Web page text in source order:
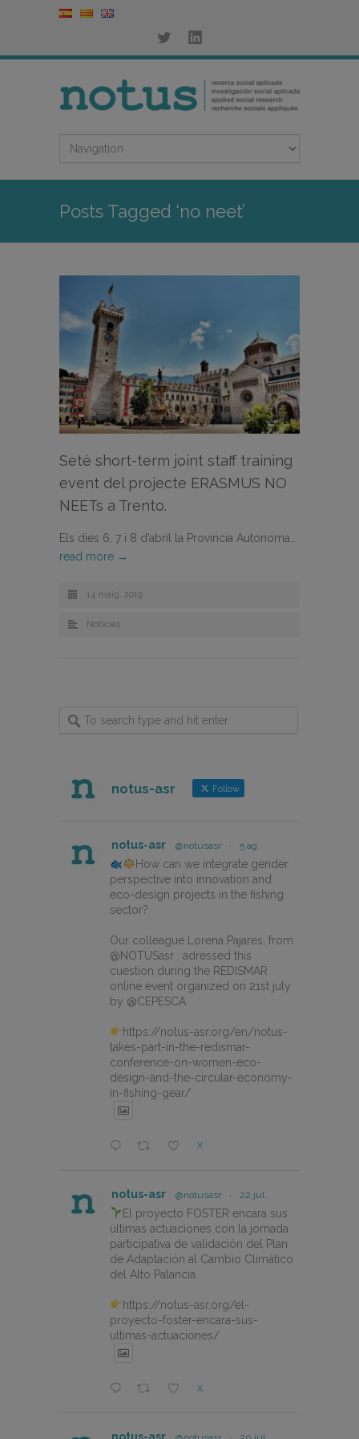
Posts Tagged ‘no neet’
Setè short-term joint staff training
event del projecte ERASMUS NO
NEETs a Trento.
Els dies 6, 7 i 8 d’abril la Provincia Autonoma…
read more →
14 maig, 2019
Noticies
notus-asr Follow
notus-asr @notusasr · 5 ag.
How can we integrate gender
perspective into innovation and
eco-design projects in the fishing
sector?
Our colleague Lorena Pajares, from
@NOTUSasr , adressed this
cuestion during the REDISMAR
online event organized on 21st july
by @CEPESCA
https://notus-asr.org/en/notus-
takes-part-in-the-redismar-
conference-on-women-eco-
design-and-the-circular-economy-
in-fishing-gear/
X
notus-asr @notusasr · 22 jul.
El proyecto FOSTER encara sus
últimas actuaciones con la jornada
participativa de validación del Plan
de Adaptación al Cambio Climático
del Alto Palancia.
https://notus-asr.org/el-
proyecto-foster-encara-sus-
ultimas-actuaciones/
X